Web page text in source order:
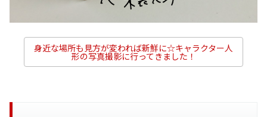
身近な場所も見方が変われば新鮮に☆キャラクター人
形の写真撮影に行ってきました！